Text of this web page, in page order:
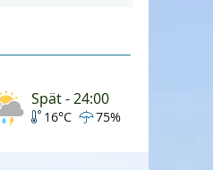
Spät - 24:00
16°C 75%